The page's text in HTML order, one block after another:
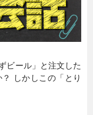
ビール」と注文した
しかしこの「とり